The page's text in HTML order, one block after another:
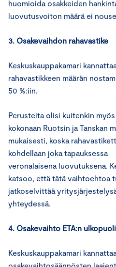
huomioida osakkeiden
luovutusvoiton määrä ei
3. Osakevaihdon rahavastike
Keskuskauppakamari
rahavastikkeen määrän
50 %:iin.
Perusteita olisi kuitenkin
kokonaan Ruotsin ja Tanskan
mukaisesti, koska
kohdellaan joka tapauksessa
veronalaisena luovutuksena.
katsoo, että tätä vaihtoehtoa
jatkoselvittää
yhteydessä.
4. Osakevaihto ETA:n
Keskuskauppakamari